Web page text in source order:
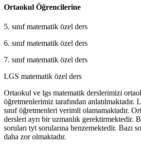
Ortaokul Öğrencilerine
5. sınıf matematik özel ders
6. sınıf matematik özel ders
7. sınıf matematik özel ders
LGS matematik özel ders
Ortaokul ve lgs matematik derslerimizi
öğretmenlerimiz tarafından anlatılmaktadır.
sınıf öğretmenleri verimli olamamaktadır.
dersleri ayrı bir uzmanlık gerektirmektedir.
soruları tyt sorularına benzemektedir. Bazı
daha zor olmaktadır.